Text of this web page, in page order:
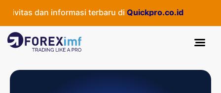
dan informasi terbaru diQuickpro.co.id